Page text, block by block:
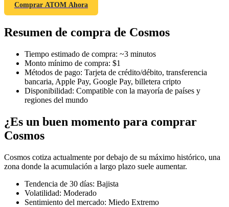
Futuros de criptomonedas
TradFi
Derivados de acciones, divisas, metales preciosos y materias
primas
Futuros del USDC
Comprar ATOM Ahora
Resumen de compra de Cosmos
Tiempo estimado de compra: ~3 minutos
Monto mínimo de compra: $1
Métodos de pago: Tarjeta de crédito/débito, transferencia
bancaria, Apple Pay, Google Pay, billetera cripto
Disponibilidad: Compatible con la mayoría de países y
regiones del mundo
¿Es un buen momento para comprar
Cosmos
Cosmos cotiza actualmente por debajo de su máximo histórico, una
zona donde la acumulación a largo plazo suele aumentar.
Tendencia de 30 días: Bajista
Volatilidad: Moderado
Sentimiento del mercado: Miedo Extremo